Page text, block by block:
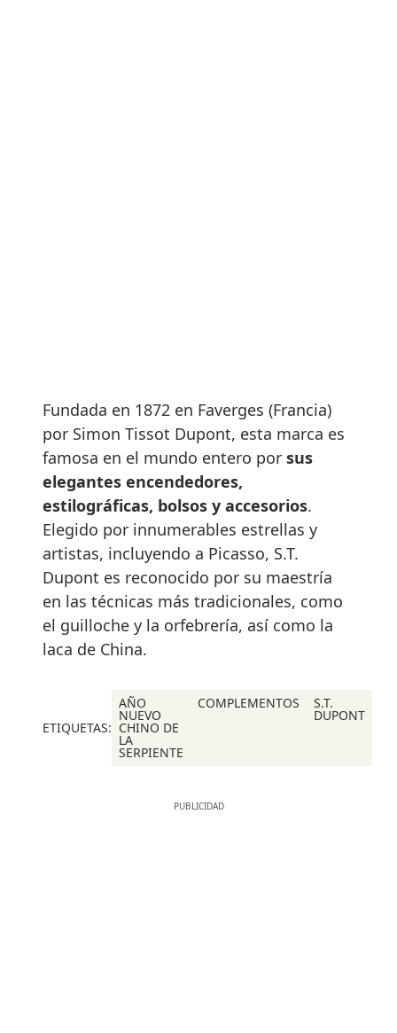
Fundada en 1872 en Faverges (Francia)
por Simon Tissot Dupont, esta marca es
famosa en el mundo entero por sus
elegantes encendedores,
estilográficas, bolsos y accesorios.
Elegido por innumerables estrellas y
artistas, incluyendo a Picasso, S.T.
Dupont es reconocido por su maestría
en las técnicas más tradicionales, como
el guilloche y la orfebrería, así como la
laca de China.
ETIQUETAS:
AÑO
NUEVO
CHINO DE
LA
SERPIENTE
COMPLEMENTOS S.T.
DUPONT